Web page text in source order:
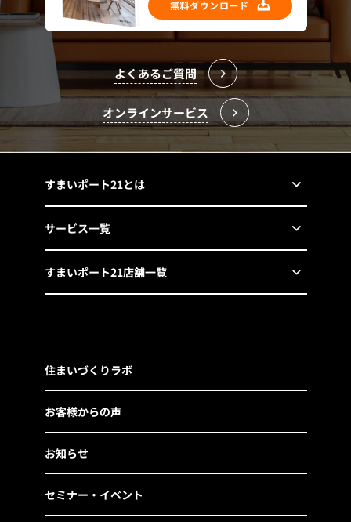
よくあるご質問
オンラインサービス
すまいポート21とは
サービス一覧
すまいポート21店舗一覧
住まいづくりラボ
お客様からの声
お知らせ
セミナー・イベント